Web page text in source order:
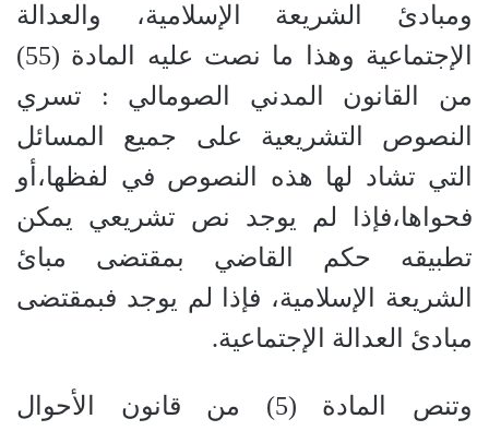
ومبادئ الشريعة الإسلامية، والعدالة
الإجتماعية وهذا ما نصت عليه المادة (55)
من القانون المدني الصومالي : تسري
النصوص التشريعية على جميع المسائل
التي تشاد لها هذه النصوص في لفظها،أو
فحواها،فإذا لم يوجد نص تشريعي يمكن
تطبيقه حكم القاضي بمقتضى مبائ
الشريعة الإسلامية، فإذا لم يوجد فبمقتضى
مبادئ العدالة الإجتماعية.
وتنص المادة (5) من قانون الأحوال